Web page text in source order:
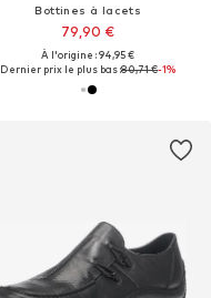
Bottines à lacets
79,90 €
À l'origine : 94,95 €
Dernier prix le plus bas :80,71 €-1%